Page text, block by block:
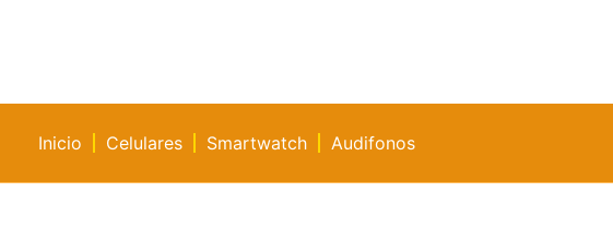
Inicio Celulares Smartwatch Audifonos